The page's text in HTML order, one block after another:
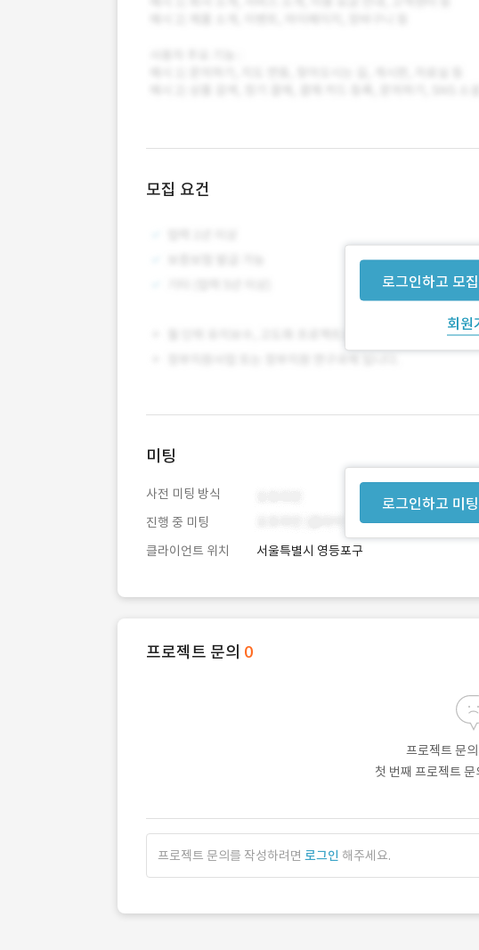
모집 요건
로그인하고 모
회원
로그인하고 미
미팅
사전 미팅 방식
진행 중 미팅
클라이언트 위치
서울특별시 영등포구
프로젝트 문의 0
프로젝트 문
첫 번째 프로젝트
프로젝트 문의를 작성하려면 로그인 해주세요.